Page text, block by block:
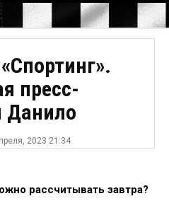
пресс-
Данило
2023 21:34
рассчитывать завтра?